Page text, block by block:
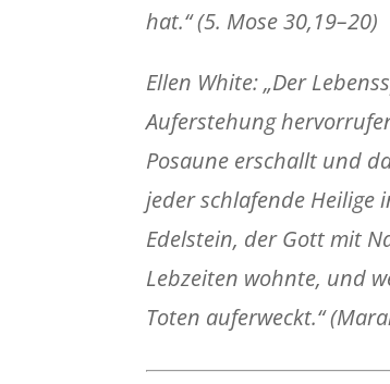
hat.“(5. Mose 30,19–20)
Ellen White:„Der
Auferstehung
Posaune erschallt und
jeder schlafende Heilige
Edelstein, der Gott mit
Lebzeiten wohnte, und
Toten auferweckt.“(